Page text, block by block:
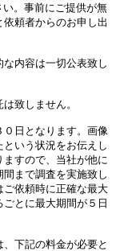
。事前にご提供が無
頼者からのお申し出
内容は一切公表致し
致しません。
日となります。画像
いう状況をお伝えし
すので、当社が他に
まで調査を実施致し
ご依頼時に正確な最大
とに最大期間が５日
下記の料金が必要と